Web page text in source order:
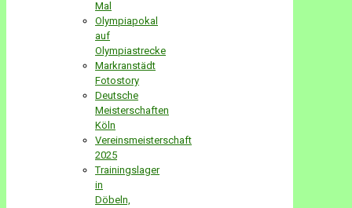
Mal
Olympiapokal
auf
Olympiastrecke
Markranstädt
Fotostory
Deutsche
Meisterschaften
Köln
Vereinsmeisterschaft
2025
Trainingslager
in
Döbeln,